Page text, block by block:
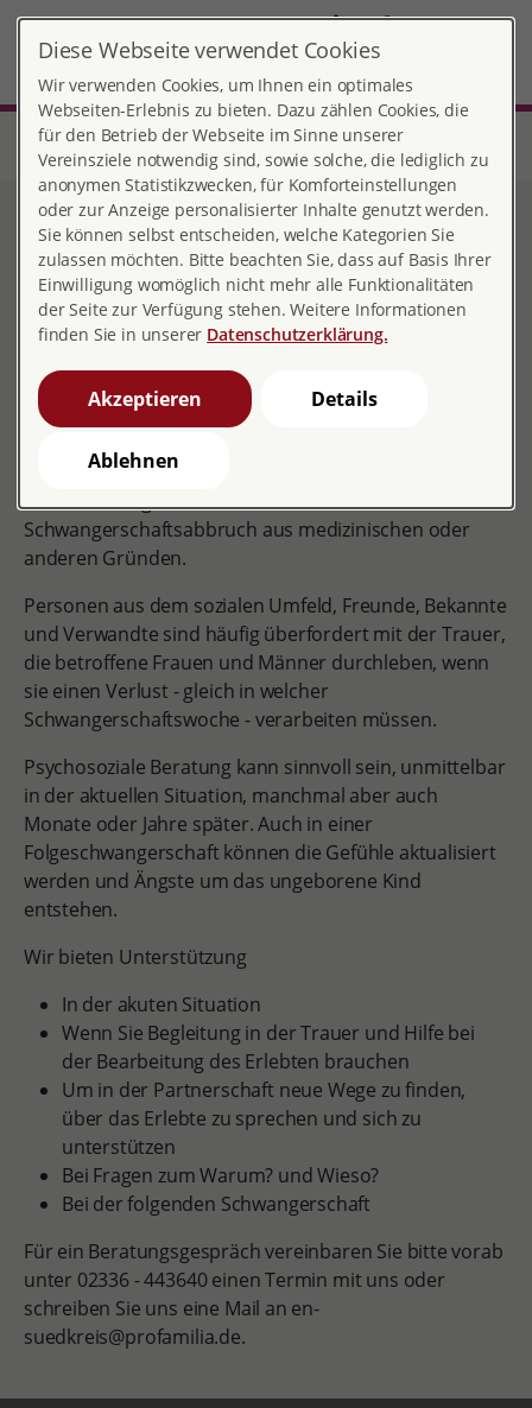
DE
Start Nordrhein-Westfalen
Beratungsstelle EN Südkreis
Glücklose Schwangerschaft
Glücklose Schwangerschaft
Glücklose Schwangerschaft
Eltern, die ihr Kind in der Schwangerschaft, während
oder nach der Geburt verlieren, fehlt oft die
auszutauschen, oder das Wissen um professionelle
Unterstützung. Besonders tabuisiert ist der
Schwangerschaftsabbruch aus medizinischen oder
anderen Gründen.
Personen aus dem sozialen Umfeld, Freunde, Bekannte
und Verwandte sind häufig überfordert mit der Trauer,
die betroffene Frauen und Männer durchleben, wenn
sie einen Verlust - gleich in welcher
Schwangerschaftswoche - verarbeiten müssen.
Psychosoziale Beratung kann sinnvoll sein, unmittelbar
in der aktuellen Situation, manchmal aber auch
Monate oder Jahre später. Auch in einer
Folgeschwangerschaft können die Gefühle aktualisiert
werden und Ängste um das ungeborene Kind
entstehen.
Wir bieten Unterstützung
In der akuten Situation
Wenn Sie Begleitung in der Trauer und Hilfe bei
der Bearbeitung des Erlebten brauchen
Um in der Partnerschaft neue Wege zu finden,
über das Erlebte zu sprechen und sich zu
unterstützen
Bei Fragen zum Warum? und Wieso?
Bei der folgenden Schwangerschaft
Für ein Beratungsgespräch vereinbaren Sie bitte vorab
unter 02336 - 443640 einen Termin mit uns oder
schreiben Sie uns eine Mail an en-
suedkreis@profamilia.de.
Diese Webseite verwendet Cookies
Wir verwenden Cookies, um Ihnen ein optimales
Webseiten-Erlebnis zu bieten. Dazu zählen Cookies, die
für den Betrieb der Webseite im Sinne unserer
Vereinsziele notwendig sind, sowie solche, die lediglich zu
anonymen Statistikzwecken, für Komforteinstellungen
oder zur Anzeige personalisierter Inhalte genutzt werden.
Sie können selbst entscheiden, welche Kategorien Sie
zulassen möchten. Bitte beachten Sie, dass auf Basis Ihrer
Einwilligung womöglich nicht mehr alle Funktionalitäten
der Seite zur Verfügung stehen. Weitere Informationen
finden Sie in unserer Datenschutzerklärung.
Akzeptieren Details
Ablehnen